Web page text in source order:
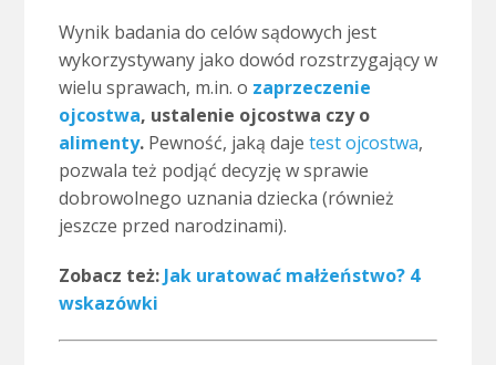
Wynik badania do celów sądowych jest
wykorzystywany jako dowód rozstrzygający w
wielu sprawach, m.in. o zaprzeczenie
ojcostwa, ustalenie ojcostwa czy o
alimenty. Pewność, jaką daje test ojcostwa,
pozwala też podjąć decyzję w sprawie
dobrowolnego uznania dziecka (również
jeszcze przed narodzinami).
Zobacz też: Jak uratować małżeństwo? 4
wskazówki